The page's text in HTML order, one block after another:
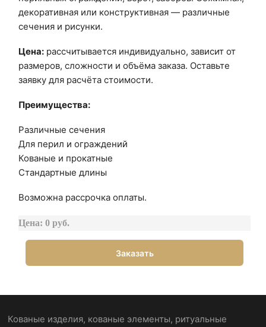
декоративная или конструктивная — различные
сечения и рисунки.
Цена: рассчитывается индивидуально, зависит от
размеров, сложности и объёма заказа. Оставьте
заявку для расчёта стоимости.
Преимущества:
Различные сечения
Для перил и ограждений
Кованые и прокатные
Стандартные длины
Возможна рассрочка оплаты.
Цена: 0 руб.
Заказать
Кованые изделия, кованые элементы, ритуальные